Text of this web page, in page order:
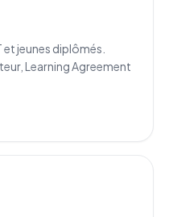
jeunes diplômés.
Learning Agreement